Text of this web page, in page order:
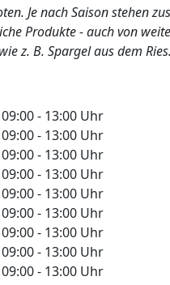
Je nach Saison stehen
Produkte - auch von
z. B. Spargel aus dem Ries.
- 13:00 Uhr
- 13:00 Uhr
- 13:00 Uhr
- 13:00 Uhr
- 13:00 Uhr
- 13:00 Uhr
- 13:00 Uhr
- 13:00 Uhr
- 13:00 Uhr